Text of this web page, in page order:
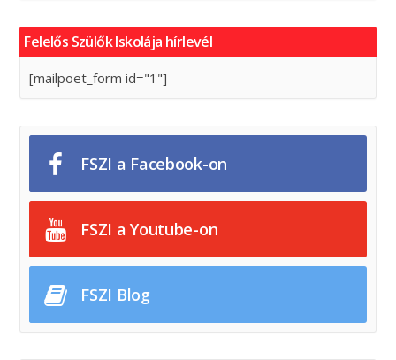
Felelős Szülők Iskolája hírlevél
[mailpoet_form id="1"]
FSZI a Facebook-on
FSZI a Youtube-on
FSZI Blog